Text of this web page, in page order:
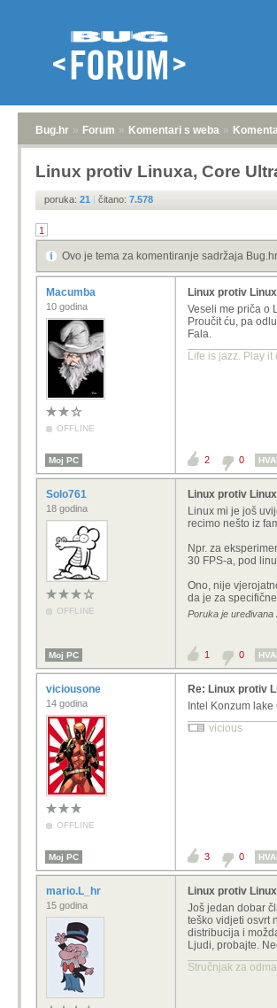
Bug.hr » Forum » Komentari s weba »
Linux protiv Linuxa, Core
poruka: 21 | čitano: 7.578
1
Ovo je tema za komentiranje sadržaja
Macumba
10 godina
OFFLINE
Linux protiv
Veseli me priča o
Proučit ću, pa
Fala.
Life is jazz. Play it
Moj PC 2 0
Solo761
18 godina
OFFLINE
Linux protiv
Linux mi je još
recimo nešto iz
Npr. za
30 FPS-a, pod
Ono, nije
da je za
Poruka je uređivana
Moj PC 1 0
viciousone
14 godina
OFFLINE
Re: Linux protiv
Intel Konzum
vicious
Moj PC 3 0
mario.L_hr
15 godina
Linux protiv
Još jedan dobar
teško vidjeti osvrt
distribucija i
Ljudi, probajte.
Stručnjak za